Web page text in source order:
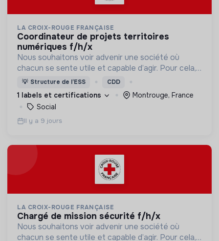
LA CROIX-ROUGE FRANÇAISE
coordinateur de projets territoires
numériques f/h/x
Nous souhaitons voir advenir une société où
chacun se sente utile et capable d’agir. Pour cela,
nous proposons des moyens et des lieux
d’engagement innovants et adaptés à tous.
💡 Structure de l’ESS CDD
1 labels et certifications
Montrouge, France
Social
Il y a 9 jours
LA CROIX-ROUGE FRANÇAISE
chargé de mission sécurité f/h/x
Nous souhaitons voir advenir une société où
chacun se sente utile et capable d’agir. Pour cela,